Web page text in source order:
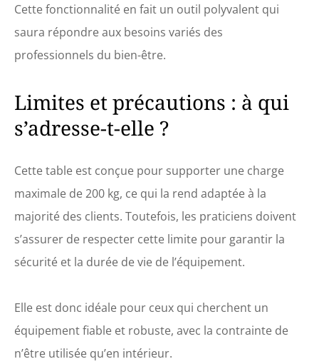
Cette fonctionnalité en fait un outil polyvalent qui
saura répondre aux besoins variés des
professionnels du bien-être.
Limites et précautions : à qui
s’adresse-t-elle ?
Cette table est conçue pour supporter une charge
maximale de 200 kg, ce qui la rend adaptée à la
majorité des clients. Toutefois, les praticiens doivent
s’assurer de respecter cette limite pour garantir la
sécurité et la durée de vie de l’équipement.
Elle est donc idéale pour ceux qui cherchent un
équipement fiable et robuste, avec la contrainte de
n’être utilisée qu’en intérieur.